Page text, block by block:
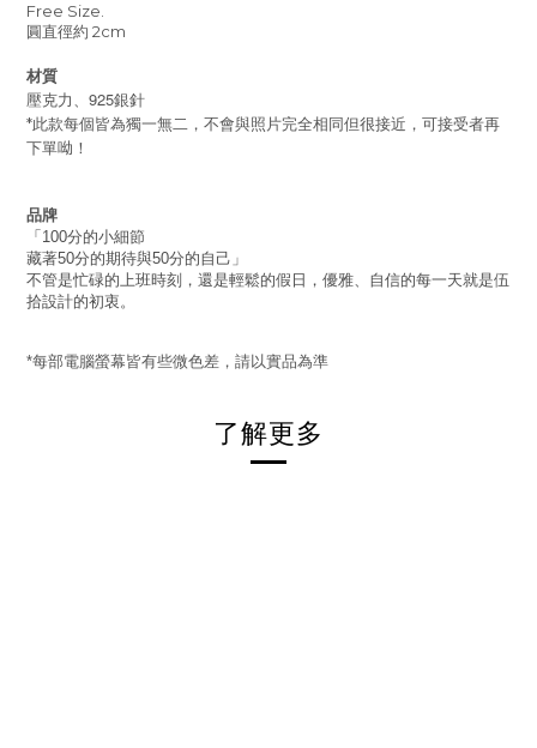
Free Size.
圓直徑約 2cm
材質
壓克力、925銀針
*此款每個皆為獨一無二，不會與照片完全相同但很接近，可接受者再
下單呦！
品牌
「100分的小細節
藏著50分的期待與50分的自己」
不管是忙碌的上班時刻，還是輕鬆的假日，優雅、自信的每一天就是伍
拾設計的初衷。
*每部電腦螢幕皆有些微色差，請以實品為準
了解更多